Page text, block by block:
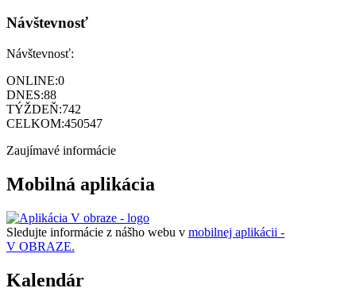
Návštevnosť
Návštevnosť:
ONLINE:0
DNES:88
TÝŽDEŇ:742
CELKOM:450547
Zaujímavé informácie
Mobilná aplikácia
Sledujte informácie z nášho webu v mobilnej aplikácii -
V OBRAZE.
Kalendár